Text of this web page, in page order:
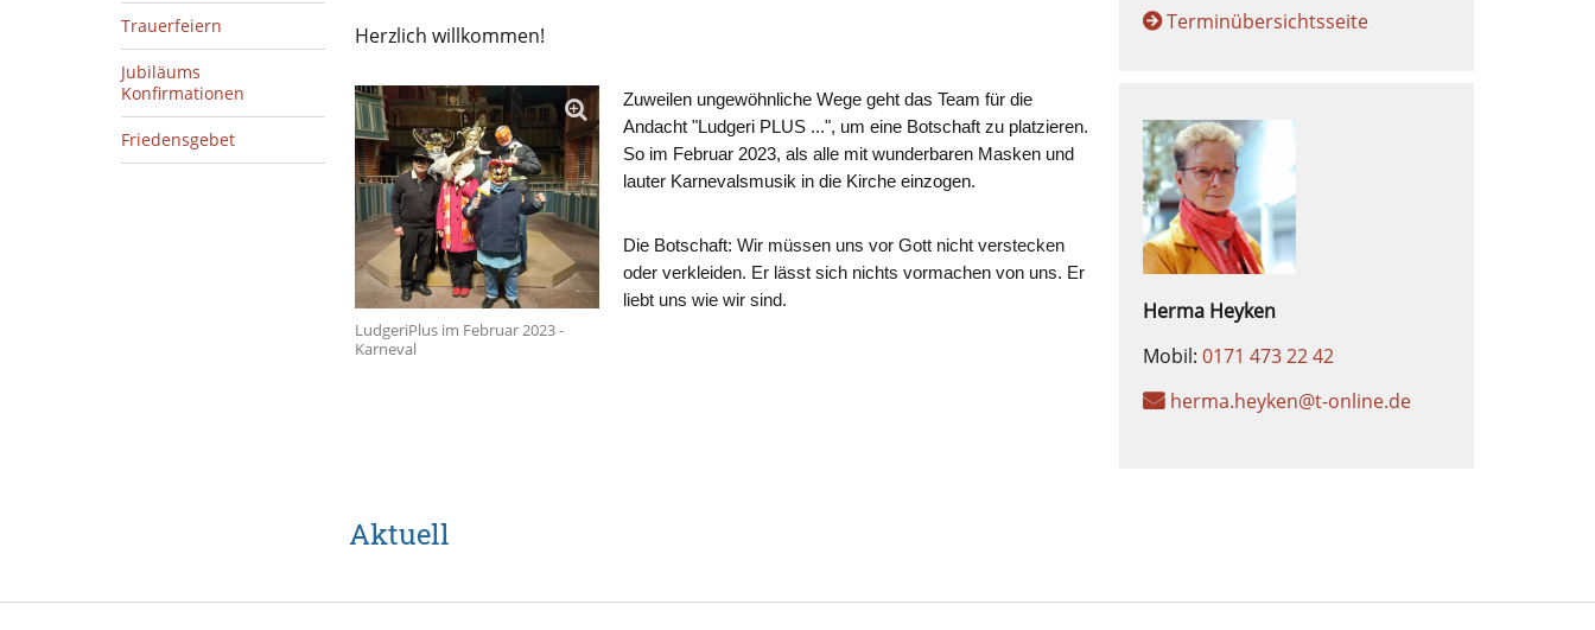
Trauerfeiern
Jubiläums
Konfirmationen
Friedensgebet
Herzlich willkommen!
LudgeriPlus im Februar 2023 -
Karneval
Zuweilen ungewöhnliche Wege geht das Team für die
Andacht "Ludgeri PLUS ...", um eine Botschaft zu platzieren.
So im Februar 2023, als alle mit wunderbaren Masken und
lauter Karnevalsmusik in die Kirche einzogen.
Die Botschaft: Wir müssen uns vor Gott nicht verstecken
oder verkleiden. Er lässt sich nichts vormachen von uns. Er
liebt uns wie wir sind.
Terminübersichtsseite
Herma Heyken
Mobil: 0171 473 22 42
herma.heyken@t-online.de
Aktuell